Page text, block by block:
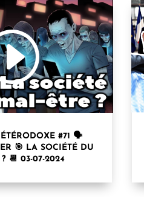
#71 🗣
🎯 LA SOCIÉTÉ DU
? 📆 03-07-2024